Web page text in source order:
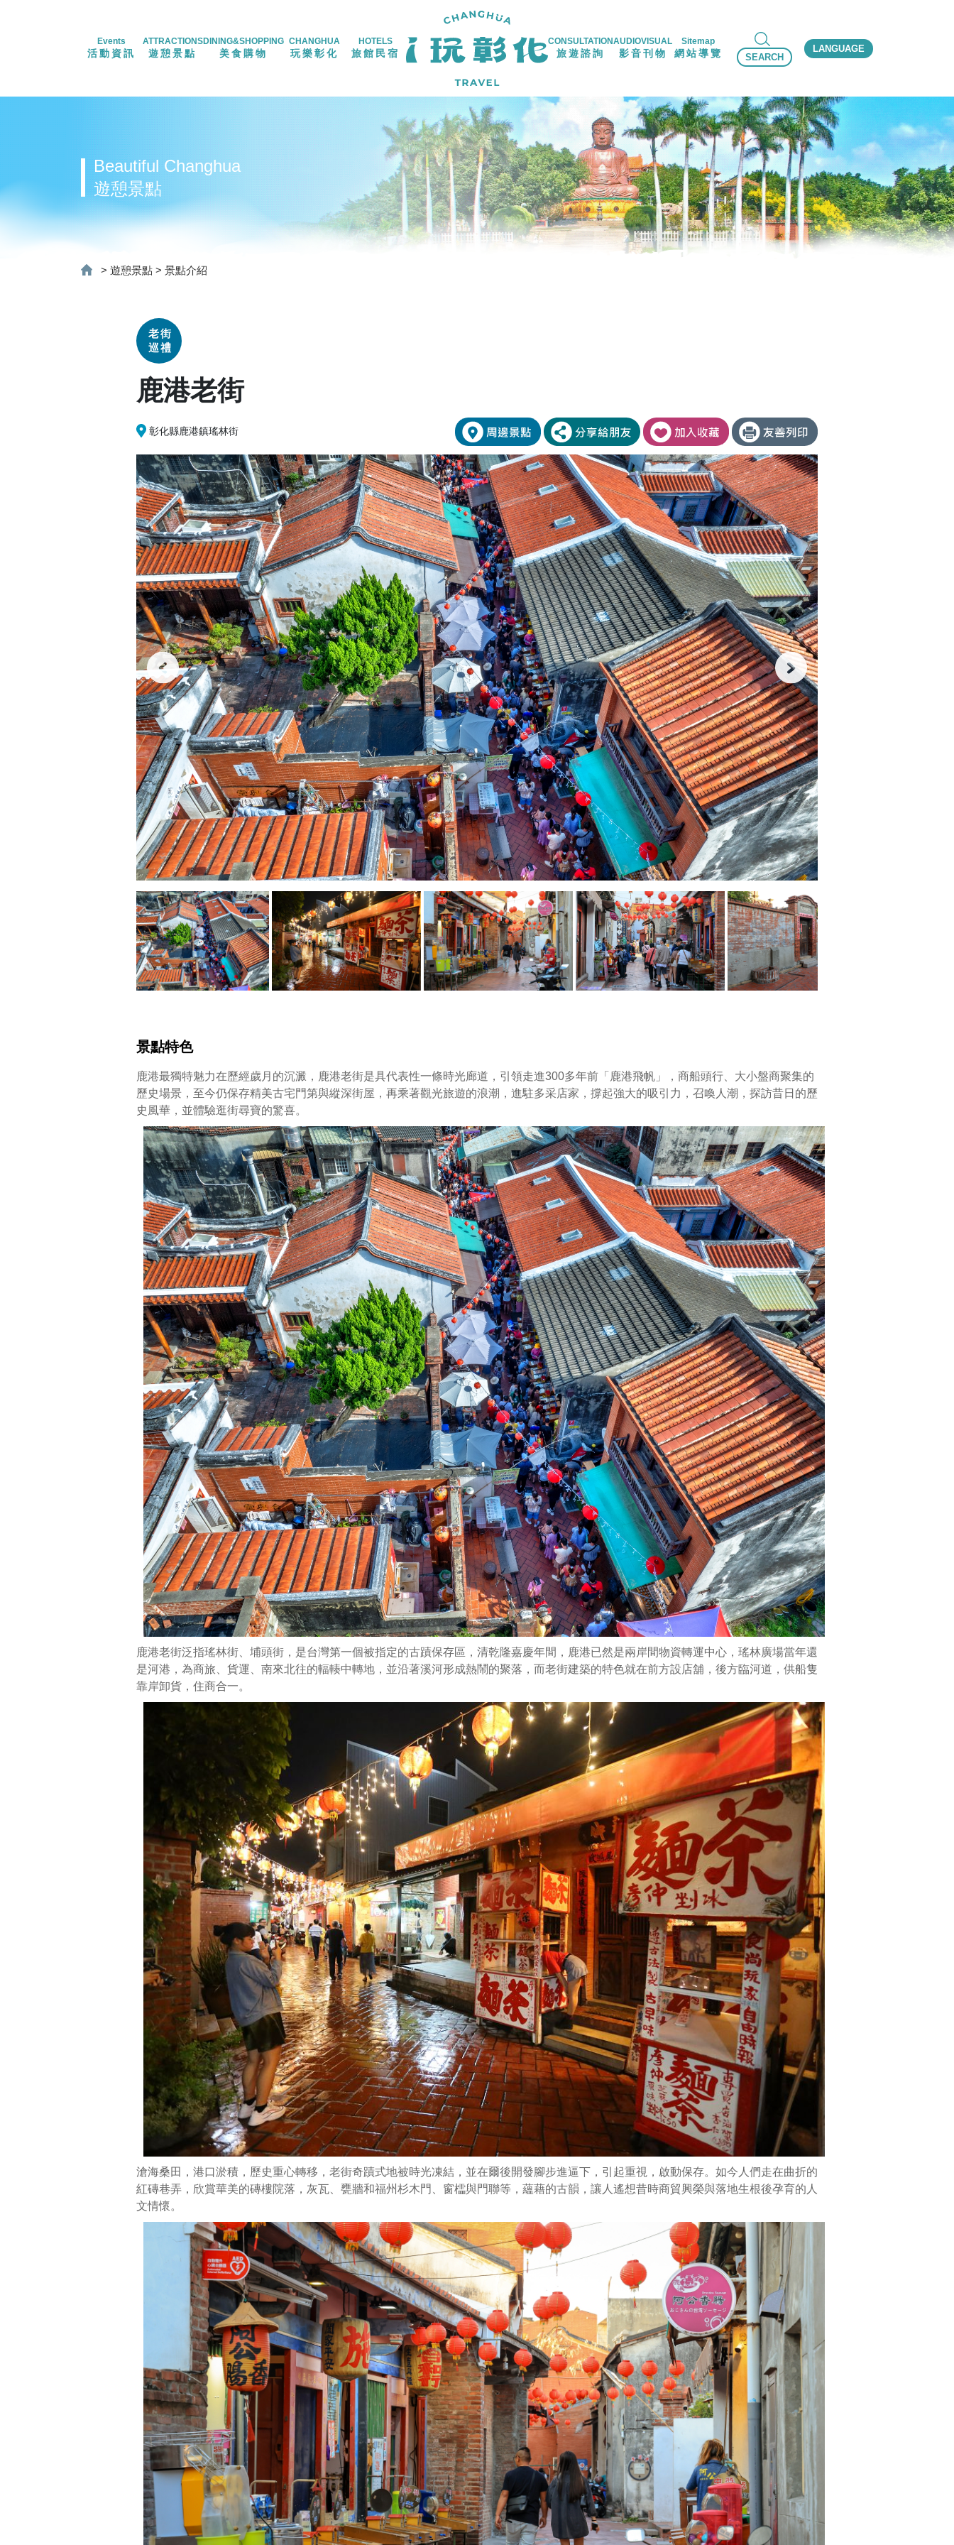
Events
活動資訊
ATTRACTIONS
遊憩景點
DINING&SHOPPING
美食購物
CHANGHUA
玩樂彰化
HOTELS
旅館民宿
CONSULTATION
旅遊諮詢
AUDIOVISUAL
影音刊物
Sitemap
網站導覽 SEARCH
LANGUAGE
Beautiful Changhua
遊憩景點
> 遊憩景點 > 景點介紹
老街
巡禮
鹿港老街
彰化縣鹿港鎮瑤林街
港
老
街
泛
指
瑤
埔
街，
是
台
灣
第
一
個
被
指
定
的
古
蹟
保
存
區，
清
乾
隆
嘉
慶
年
間，
鹿
港
已
然
是
兩
岸
間
物
資
轉
運
中
心，
瑤
是
河
港，
為
商
旅、
運、
南
的
輻
轉
地，
著
溪
河
街
建
築
的
特
色
就
在
前
方
設
海
桑
田，
港
口
淤
老
街
奇
蹟
式
地
被
時
光
凍
結，
並
在
爾
後
開
發
腳
步
進
逼
下，
引
起
重
視，
啟
動
保
存。
如
走
在
曲
折
的
紅
磚
巷
弄，
欣
賞
華
美
的
磚
樓
院
落，
甕
牆
和
福
州
韻，
榮
景點特色
鹿港最獨特魅力在歷經歲月的沉澱，鹿港老街是具代表性一條時光廊道，引領走進300多年前「鹿港飛帆」，商船頭行、大小盤商聚集的
歷史場景，至今仍保存精美古宅門第與縱深街屋，再乘著觀光旅遊的浪潮，進駐多采店家，撐起強大的吸引力，召喚人潮，探訪昔日的歷
史風華，並體驗逛街尋寶的驚喜。
鹿港老街泛指瑤林街、埔頭街，是台灣第一個被指定的古蹟保存區，清乾隆嘉慶年間，鹿港已然是兩岸間物資轉運中心，瑤林廣場當年還
是河港，為商旅、貨運、南來北往的輻輳中轉地，並沿著溪河形成熱鬧的聚落，而老街建築的特色就在前方設店舖，後方臨河道，供船隻
靠岸卸貨，住商合一。
滄海桑田，港口淤積，歷史重心轉移，老街奇蹟式地被時光凍結，並在爾後開發腳步進逼下，引起重視，啟動保存。如今人們走在曲折的
紅磚巷弄，欣賞華美的磚樓院落，灰瓦、甕牆和福州杉木門、窗櫺與門聯等，蘊藉的古韻，讓人遙想昔時商貿興榮與落地生根後孕育的人
文情懷。